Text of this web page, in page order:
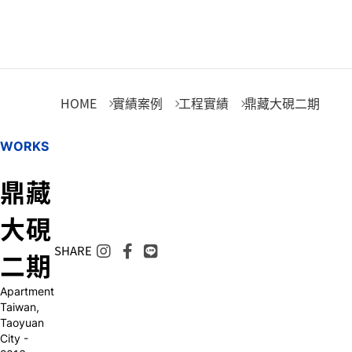
鼎藏大硯二期
HOME 實績案例 工程實績 鼎藏大硯二期
WORKS
鼎藏
大硯
二期
Apartment
Taiwan,
Taoyuan
City -
SHARE